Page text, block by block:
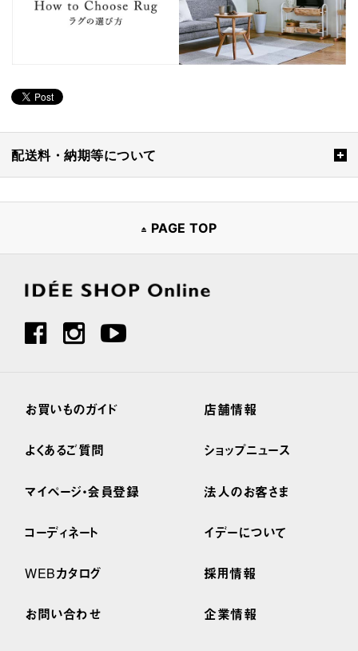
配送料・納期等について
PAGE TOP
お買いものガイド
よくあるご質問
マイページ・会員登録
コーディネート
WEBカタログ
お問い合わせ
店舗情報
ショップニュース
法人のお客さま
イデーについて
採用情報
企業情報